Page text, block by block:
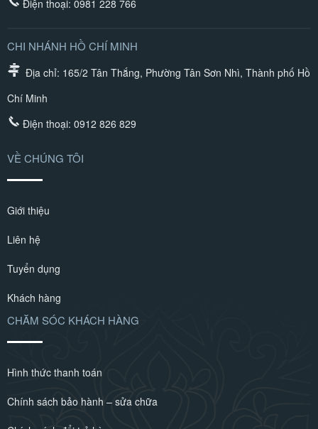
Điện thoại: 0981 228 766
CHI NHÁNH HỒ CHÍ MINH
Địa chỉ: 165/2 Tân Thắng, Phường Tân Sơn Nhì, Thành phố Hồ
Chí Minh
Điện thoại: 0912 826 829
VỀ CHÚNG TÔI
Giới thiệu
Liên hệ
Tuyển dụng
Khách hàng
CHĂM SÓC KHÁCH HÀNG
Hình thức thanh toán
Chính sách bảo hành – sửa chữa